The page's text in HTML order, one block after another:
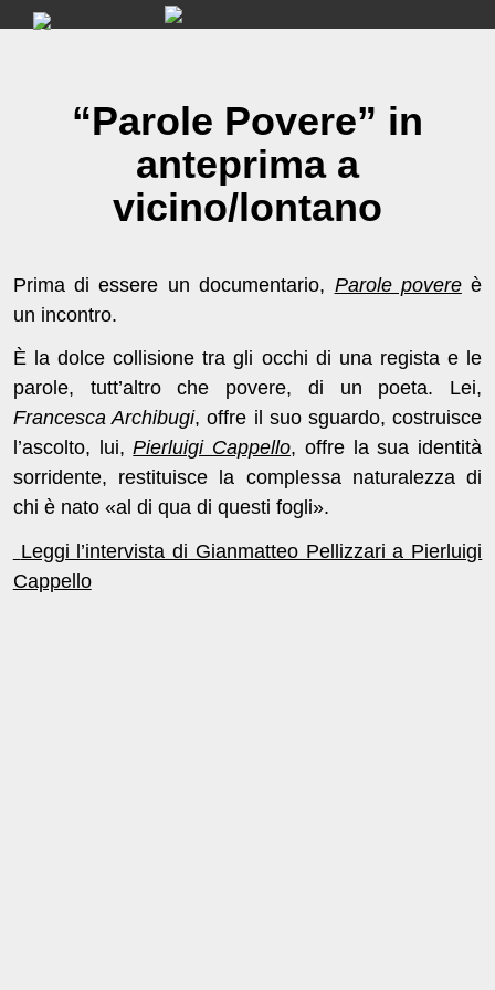
Skip
“Parole Povere” in
anteprima a
vicino/lontano
Prima di essere un documentario, Parole povereè
un incontro.
È la dolce collisione tra gli occhi di una regista e le
parole, tutt’altro che povere, di un poeta. Lei,
Francesca Archibugi, offre il suo sguardo, costruisce
l’ascolto, lui,Pierluigi Cappello, offre la sua identità
sorridente, restituisce la complessa naturalezza di
chi è nato «al di qua di questi fogli».
Leggi l’intervista di Gianmatteo Pellizzari a Pierluigi
Cappello